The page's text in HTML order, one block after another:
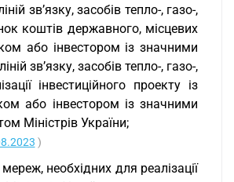
зв’язку, засобів тепло-, газо-,
коштів державного, місцевих
або інвестором із значними
зв’язку, засобів тепло-, газо-,
інвестиційного проекту із
або інвестором із значними
Міністрів України;
)
необхідних для реалізації